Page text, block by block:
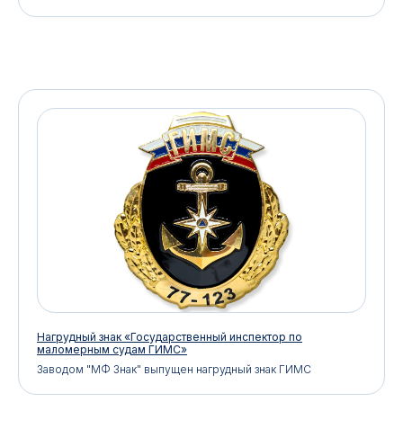
Нагрудный знак «Государственный инспектор по
маломерным судам ГИМС»
Заводом "МФ Знак" выпущен нагрудный знак ГИМС